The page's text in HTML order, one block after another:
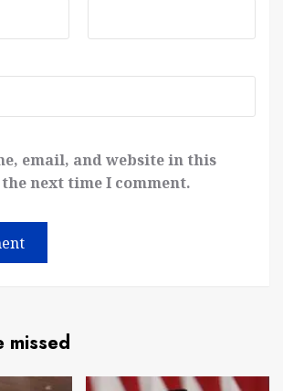
email, and website in this
next time I comment.
missed